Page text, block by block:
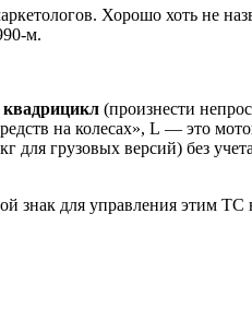
Хорошо хоть не
м.
квадрицикл (произнести
на колесах», L — это
для грузовых версий) без
для управления этим